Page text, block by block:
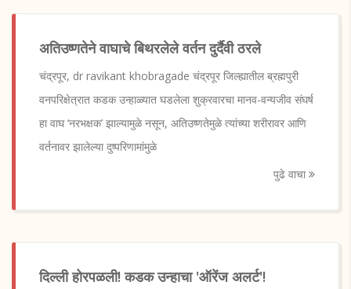
अतिउष्णतेने वाघाचे बिथरलेले वर्तन दुर्दैवी ठरले
चंद्रपूर, dr ravikant khobragade चंद्रपूर जिल्ह्यातील ब्रह्मपुरी
वनपरिक्षेत्रात कडक उन्हाळ्यात घडलेला शुक्रवारचा मानव-वन्यजीव संघर्ष
हा वाघ ‘नरभक्षक’ झाल्यामुळे नसून, अतिउष्णतेमुळे त्यांच्या शरीरावर आणि
वर्तनावर झालेल्या दुष्परिणामांमुळे
पुढे वाचा
दिल्ली होरपळली! कडक उन्हाचा 'ऑरेंज अलर्ट'!